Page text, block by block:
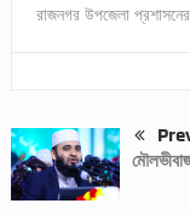
রাজনগর উপজেলা